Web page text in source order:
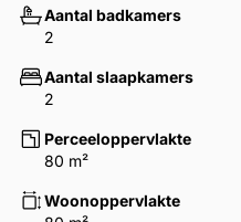
Aantal badkamers
2
Aantal slaapkamers
2
Perceeloppervlakte
80 m²
Woonoppervlakte